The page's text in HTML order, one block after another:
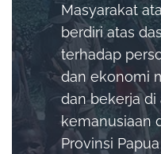
Masyarakat
berdiri atas
terhadap
dan ekonomi
dan bekerja di
kemanusiaan
Provinsi